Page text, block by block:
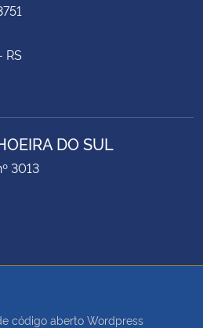
RS
DO SUL
3013
código aberto Wordpress